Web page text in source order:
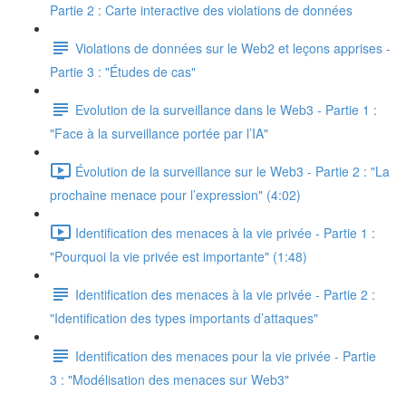
Partie 2 : Carte interactive des violations de données
Violations de données sur le Web2 et leçons apprises -
Partie 3 : "Études de cas"
Evolution de la surveillance dans le Web3 - Partie 1 :
"Face à la surveillance portée par l’IA"
Évolution de la surveillance sur le Web3 - Partie 2 : "La
prochaine menace pour l’expression" (4:02)
Identification des menaces à la vie privée - Partie 1 :
"Pourquoi la vie privée est importante" (1:48)
Identification des menaces à la vie privée - Partie 2 :
"Identification des types importants d’attaques"
Identification des menaces pour la vie privée - Partie
3 : "Modélisation des menaces sur Web3"